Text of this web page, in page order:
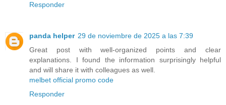
Responder
panda helper 29 de noviembre de 2025 a las 7:39
Great post with well-organized points and clear
explanations. I found the information surprisingly helpful
and will share it with colleagues as well.
melbet official promo code
Responder